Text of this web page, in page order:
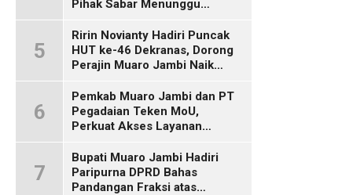
Pihak Sabar Menunggu
5
Ririn Novianty Hadiri Puncak
HUT ke-46 Dekranas, Dorong
Perajin Muaro Jambi Naik
6
Pemkab Muaro Jambi dan PT
Pegadaian Teken MoU,
Perkuat Akses Layanan
7
Bupati Muaro Jambi Hadiri
Paripurna DPRD Bahas
Pandangan Fraksi atas